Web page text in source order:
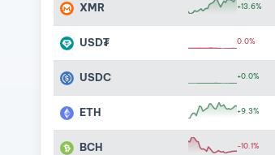
XMR +13.6%
USD₮ 0.0%
USDC +0.0%
ETH +9.3%
BCH -10.1%